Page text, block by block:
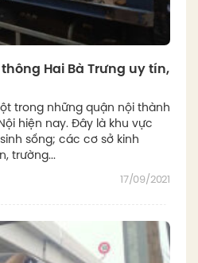
Hai Bà Trưng uy tín,
trong những quận nội thành
hiện nay. Đây là khu vực
sống; các cơ sở kinh
trường...
17/09/2021